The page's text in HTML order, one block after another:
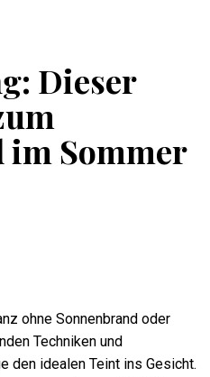
Dieser
im Sommer
ohne Sonnenbrand oder
Techniken und
den idealen Teint ins Gesicht.